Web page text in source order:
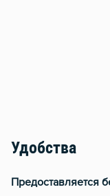
Удобства
Предоставляется